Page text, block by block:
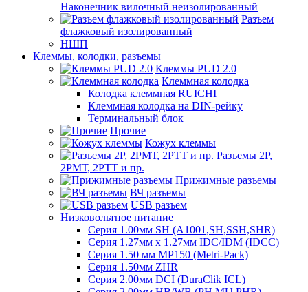
Наконечник вилочный неизолированный
Разъем
флажковый изолированный
НШП
Клеммы, колодки, разъемы
Клеммы PUD 2.0
Клеммная колодка
Колодка клеммная RUICHI
Клеммная колодка на DIN-рейку
Терминальный блок
Прочие
Кожух клеммы
Разъемы 2Р,
2РМТ, 2РТТ и пр.
Прижимные разъемы
ВЧ разъемы
USB разъем
Низковольтное питание
Серия 1.00мм SH (A1001,SH,SSH,SHR)
Серия 1.27мм x 1.27мм IDC/IDM (IDCC)
Серия 1.50 мм MP150 (Metri-Pack)
Серия 1.50мм ZHR
Серия 2.00мм DCI (DuraClik ICL)